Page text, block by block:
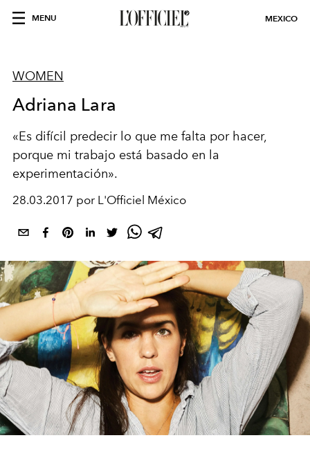
MENU MEXICO
WOMEN
Adriana Lara
«Es difícil predecir lo que me falta por hacer,
porque mi trabajo está basado en la
experimentación».
28.03.2017 por L'Officiel México